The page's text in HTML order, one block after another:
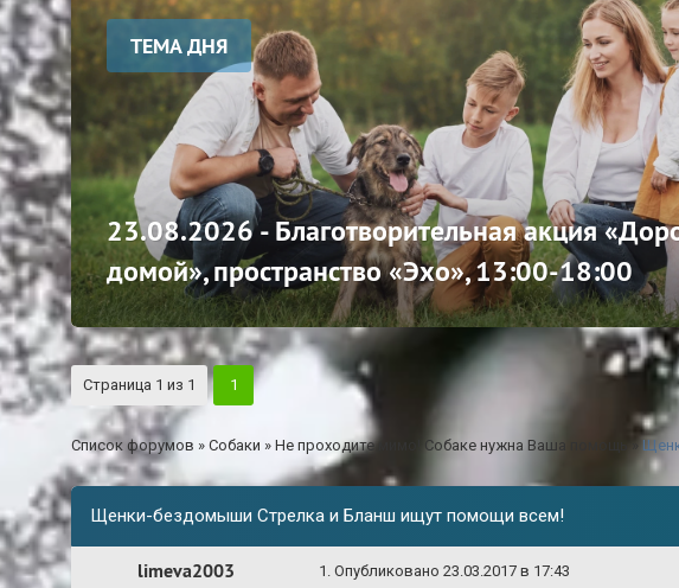
ТЕМА ДНЯ
23.08.2026 - Благотворительная акция
домой», пространство «Эхо», 13:00-18:00
Страница 1 из 1 1
Список форумов » Собаки » Не проходите мимо! Собаке нужна Ваша помощь
Щенки-бездомыши Стрелка и Бланш ищут помощи всем!
limeva2003 1 . Опубликовано 23.03.2017 в 17:43